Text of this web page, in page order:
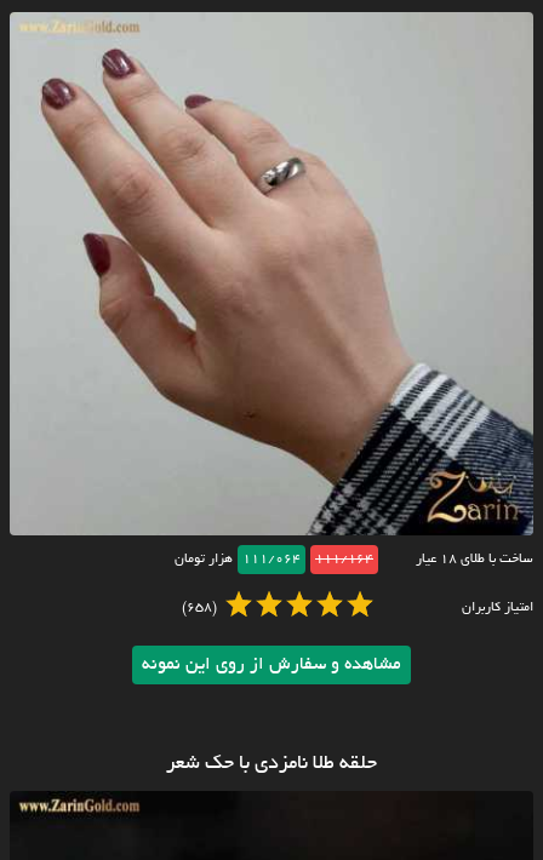
ساخت با طلای ۱۸ عیار 111/164
111/064 هزار تومان
امتیاز کاربران (658)
مشاهده و سفارش از روی این نمونه
حلقه طلا نامزدی با حک شعر